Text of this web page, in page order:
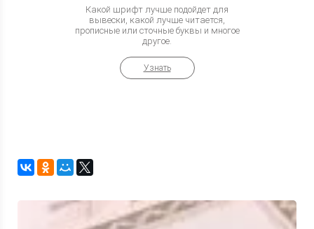
Какой шрифт лучше подойдет для
вывески, какой лучше читается,
прописные или сточные буквы и многое
другое.
Узнать